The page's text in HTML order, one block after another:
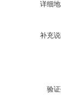
详细地
补充说
验证